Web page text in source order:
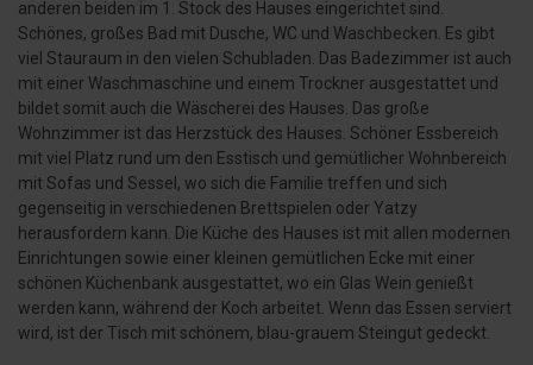
anderen beiden im 1. Stock des Hauses eingerichtet sind.
Schönes, großes Bad mit Dusche, WC und Waschbecken. Es gibt
viel Stauraum in den vielen Schubladen. Das Badezimmer ist auch
mit einer Waschmaschine und einem Trockner ausgestattet und
bildet somit auch die Wäscherei des Hauses. Das große
Wohnzimmer ist das Herzstück des Hauses. Schöner Essbereich
mit viel Platz rund um den Esstisch und gemütlicher Wohnbereich
mit Sofas und Sessel, wo sich die Familie treffen und sich
gegenseitig in verschiedenen Brettspielen oder Yatzy
herausfordern kann. Die Küche des Hauses ist mit allen modernen
Einrichtungen sowie einer kleinen gemütlichen Ecke mit einer
schönen Küchenbank ausgestattet, wo ein Glas Wein genießt
werden kann, während der Koch arbeitet. Wenn das Essen serviert
wird, ist der Tisch mit schönem, blau-grauem Steingut gedeckt.